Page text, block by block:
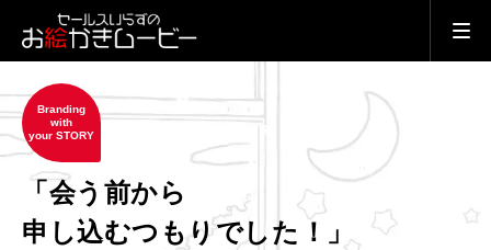
Branding
with
your STORY
「会う前から
申し込むつもりでした！」